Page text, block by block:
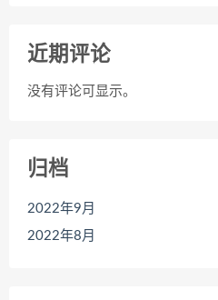
近期评论
没有评论可显示。
归档
2022年9月
2022年8月